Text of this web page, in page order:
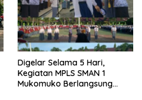
Digelar Selama 5 Hari,
Kegiatan MPLS SMAN 1
Mukomuko Berlangsung